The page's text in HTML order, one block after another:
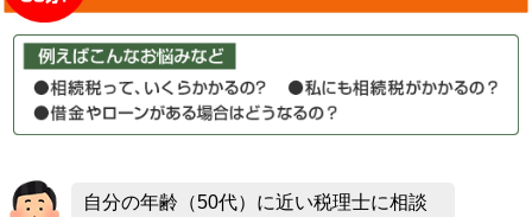
自分の年齢（50代）に近い税理士に相談